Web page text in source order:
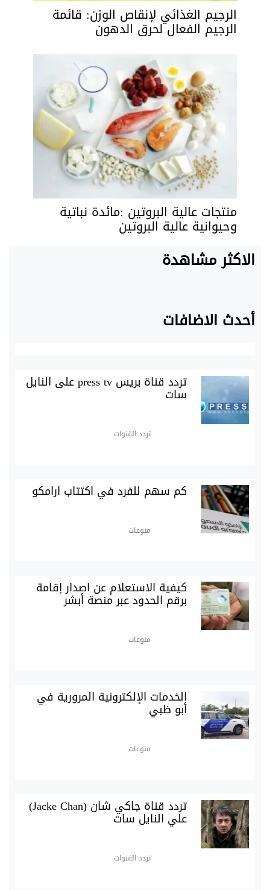
الرجيم الغذائي لإنقاص الوزن: قائمة
الرجيم الفعال لحرق الدهون
منتجات عالية البروتين :مائدة نباتية
وحيوانية عالية البروتين
الاكثر مشاهدة
أحدث الاضافات
تردد قناة بريس press tv على النايل
سات
تردد القنوات
كم سهم للفرد في اكتتاب ارامكو
منوعات
كيفية الاستعلام عن اصدار إقامة
برقم الحدود عبر منصة أبشر
منوعات
الخدمات الإلكترونية المرورية في
أبو ظبي
منوعات
تردد قناة جاكي شان (Jacke Chan)
علي النايل سات
تردد القنوات